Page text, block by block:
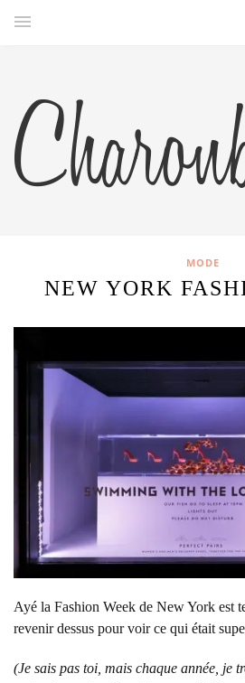
MODE
NEW YORK
Ayé la Fashion Week de New York est
revenir dessus pour voir ce qui était
(Je sais pas toi, mais chaque année, je